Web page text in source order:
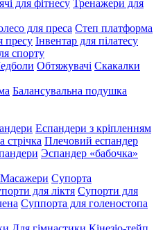
для фітнесу Тренажери для
для преса Степ платформа
пресу Інвентар для пілатесу
спорту
Обтяжувачі Скакалки
Балансувальна подушка
Еспандери з кріпленням
стрічка Плечовий еспандер
Эспандер «бабочка»
Масажери Супорта
для ліктя Супорти для
Суппорта для голеностопа